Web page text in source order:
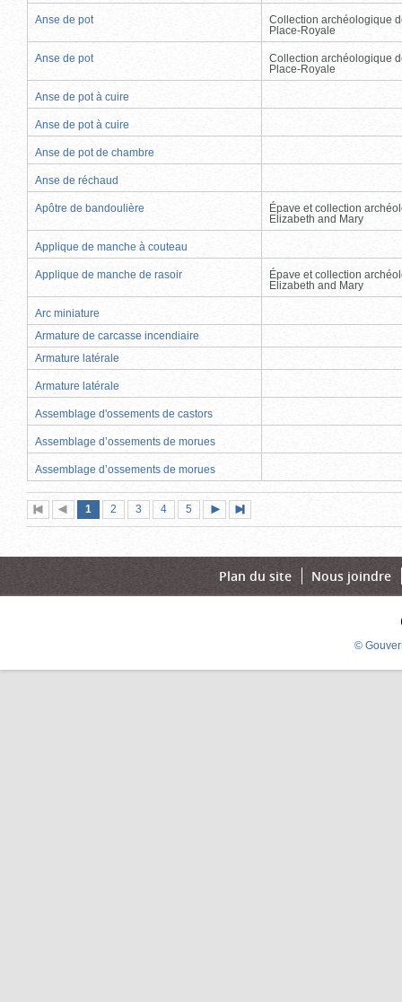
Anse de pot
Collection archéologique
Place-Royale
Anse de pot
Collection archéologique
Place-Royale
Anse de pot à cuire
Anse de pot à cuire
Anse de pot de chambre
Anse de réchaud
Apôtre de bandoulière
Épave et collection
Elizabeth and Mary
Applique de manche à couteau
Applique de manche de rasoir
Épave et collection
Elizabeth and Mary
Arc miniature
Armature de carcasse incendiaire
Armature latérale
Armature latérale
Assemblage d'ossements de castors
Assemblage d’ossements de morues
Assemblage d’ossements de morues
Première
page
Page
précédente
Page
1 (page
actuelle)
Page
2 Page
3 Page
4 Page
5
suivante
page
Plan du site Nous joindre
©